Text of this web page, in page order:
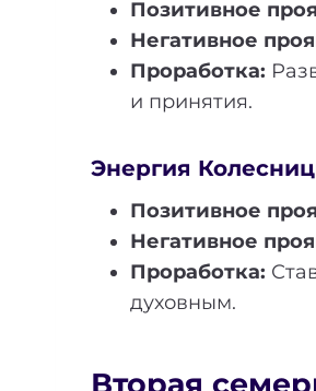
Позитивное
Негативное
Проработка:
и принятия.
Энергия
Позитивное
Негативное
Проработка:
духовным.
Вторая